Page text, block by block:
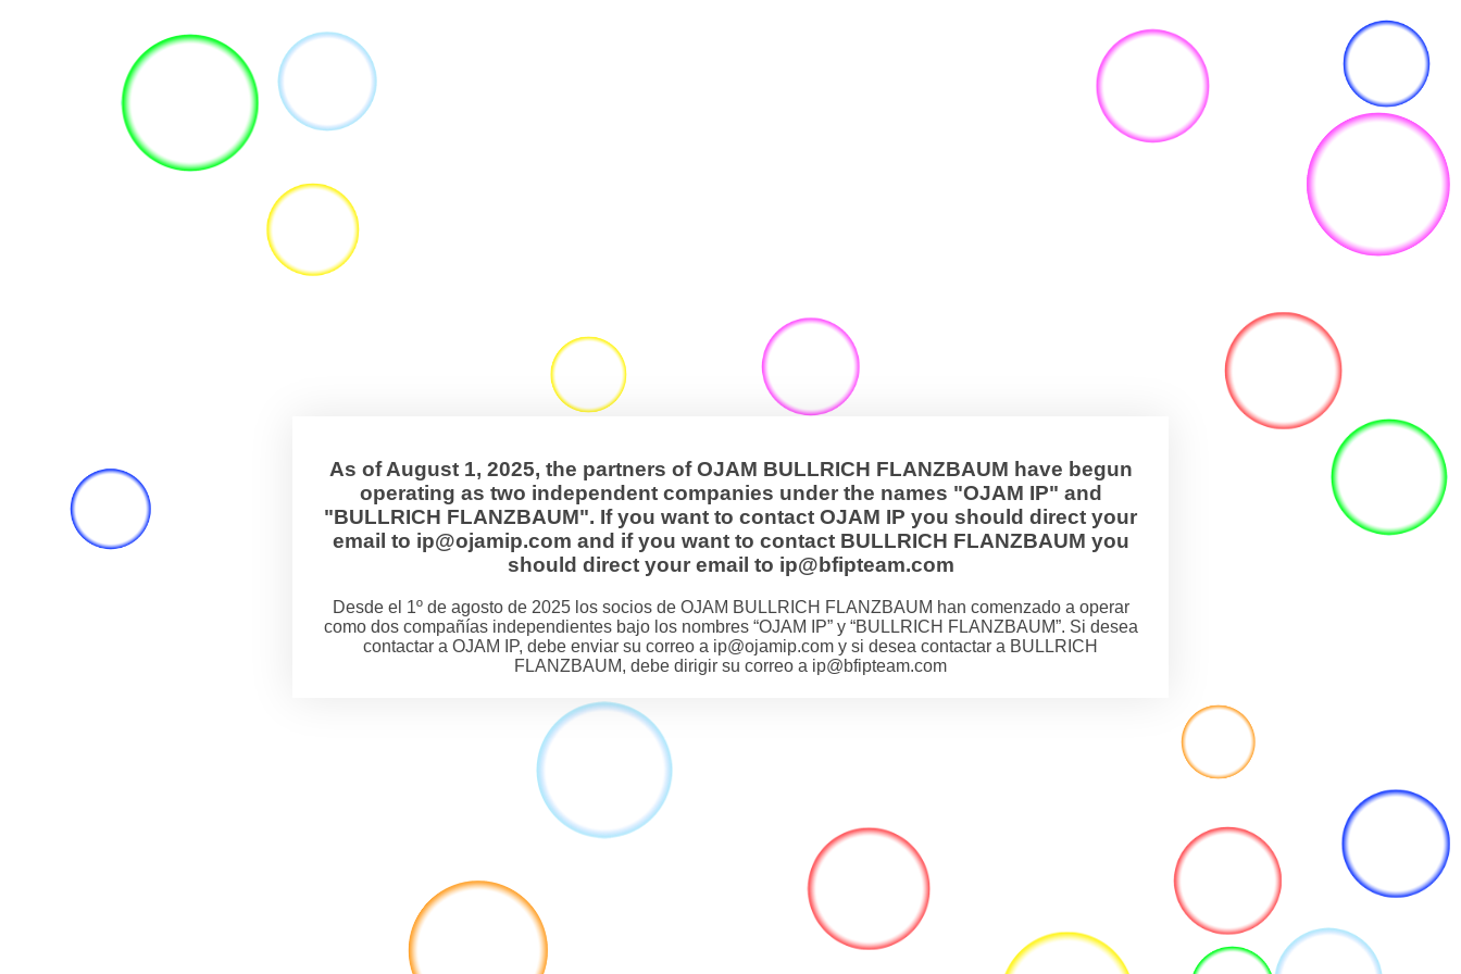
As of August 1, 2025, the partners of OJAM BULLRICH FLANZBAUM have begun
operating as two independent companies under the names "OJAM IP" and
"BULLRICH FLANZBAUM". If you want to contact OJAM IP you should direct your
email to ip@ojamip.com and if you want to contact BULLRICH FLANZBAUM you
should direct your email to ip@bfipteam.com
Desde el 1º de agosto de 2025 los socios de OJAM BULLRICH FLANZBAUM han comenzado a operar
como dos compañías independientes bajo los nombres “OJAM IP” y “BULLRICH FLANZBAUM”. Si desea
contactar a OJAM IP, debe enviar su correo a ip@ojamip.com y si desea contactar a BULLRICH
FLANZBAUM, debe dirigir su correo a ip@bfipteam.com